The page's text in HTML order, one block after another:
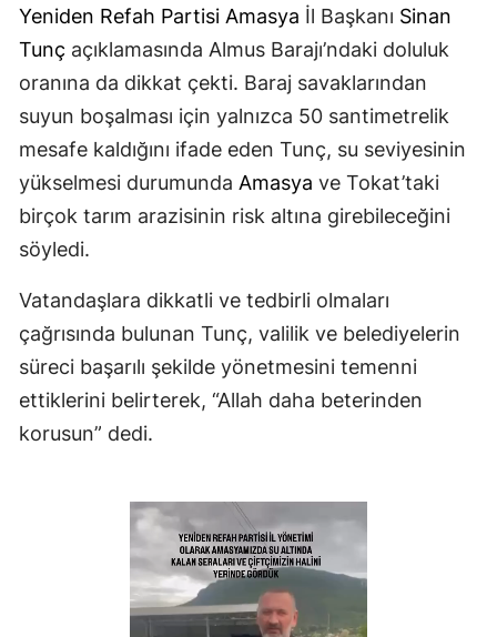
Yeniden Refah Partisi Amasya İl Başkanı Sinan
Tunç açıklamasında Almus Barajı’ndaki doluluk
oranına da dikkat çekti. Baraj savaklarından
suyun boşalması için yalnızca 50 santimetrelik
mesafe kaldığını ifade eden Tunç, su seviyesinin
yükselmesi durumunda Amasya ve Tokat’taki
birçok tarım arazisinin risk altına girebileceğini
söyledi.
Vatandaşlara dikkatli ve tedbirli olmaları
çağrısında bulunan Tunç, valilik ve belediyelerin
süreci başarılı şekilde yönetmesini temenni
ettiklerini belirterek, “Allah daha beterinden
korusun” dedi.